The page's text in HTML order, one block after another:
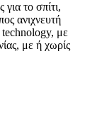
το σπίτι,
ανιχνευτή
technology, με
με ή χωρίς